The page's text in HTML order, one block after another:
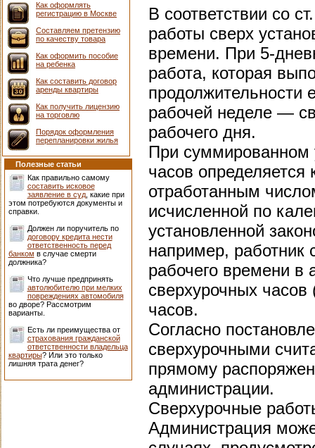
Как оформлять
регистрацию в Москве
Составляем претензию
по качеству товара
Как оформить пособие
на ребенка
Как составить договор
аренды квартиры
Как получить лицензию
на торговлю
Порядок оформления
перепланировки жилья
Полезные статьи
Как правильно самому
составить исковое
заявление в суд, какие при
этом потребуются документы и
справки.
Должен ли поручитель по
договору кредита нести
ответственность перед
банком в случае смерти
должника?
Что лучше предпринять
автолюбителю при мелких
повреждениях автомобиля
во дворе? Рассмотрим
варианты.
Есть ли преимущества от
страхования гражданской
ответственности владельца
квартиры? Или это только
лишняя трата денег?
В соответствии со
работы сверх
времени. При 5-
работа, которая
продолжительности
рабочей неделе —
рабочего дня.
При суммированном
часов определяется
отработанным
исчисленной по
установленной
например,
рабочего времени в
сверхурочных
часов.
Согласно
сверхурочными
прямому
администрации.
Сверхурочные
Администрация